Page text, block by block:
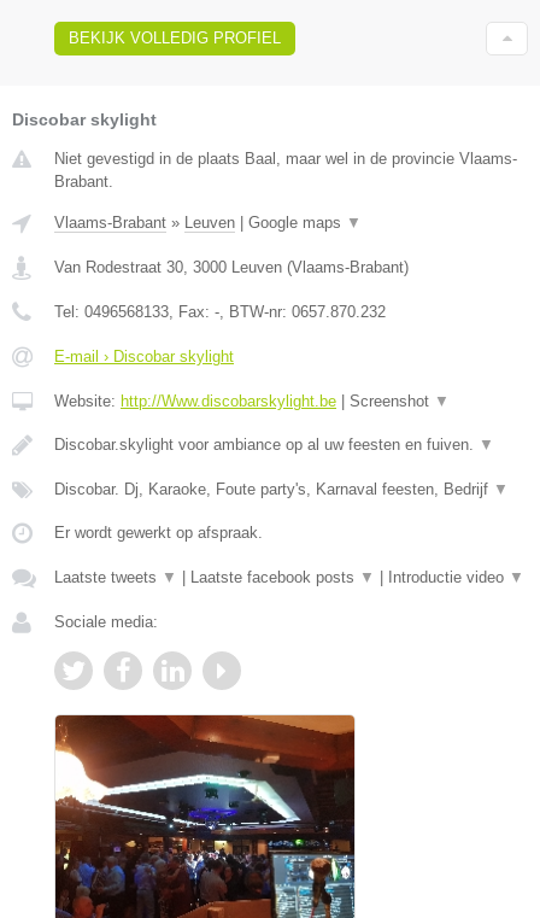
BEKIJK VOLLEDIG PROFIEL
Discobar skylight
Niet gevestigd in de plaats Baal, maar wel in de provincie Vlaams-
Brabant.
Vlaams-Brabant » Leuven | Google maps ▼
Van Rodestraat 30 3000 Leuven (Vlaams-Brabant)
Tel: 0496568133 , Fax: - , BTW-nr: 0657.870.232
E-mail › Discobar skylight
Website: http://Www.discobarskylight.be | Screenshot ▼
Discobar.skylight voor ambiance op al uw feesten en fuiven. ▼
Discobar. Dj, Karaoke, Foute party's, Karnaval feesten, Bedrijf ▼
Er wordt gewerkt op afspraak.
Laatste tweets ▼ | Laatste facebook posts ▼ | Introductie video ▼
Sociale media: